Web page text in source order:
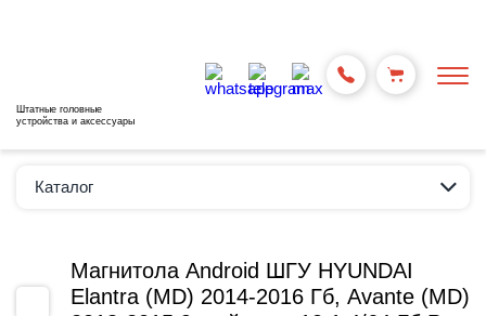
Штатные головные
устройства и аксессуары
Каталог
Магнитола Android ШГУ HYUNDAI
Elantra (MD) 2014-2016 Гб, Avante (MD)